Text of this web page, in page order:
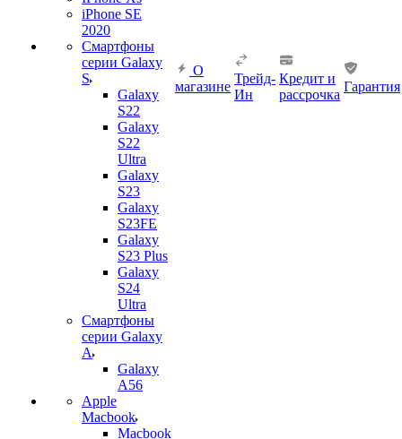
iPhone SE
2020
Смартфоны
серии Galaxy
S
Galaxy
S22
Galaxy
S22
Ultra
Galaxy
S23
Galaxy
S23FE
Galaxy
S23 Plus
Galaxy
S24
Ultra
Смартфоны
серии Galaxy
A
Galaxy
A56
Apple
Macbook
Macbook
О
магазине
Трейд-
Ин
Кредит и
рассрочка
Гарантия